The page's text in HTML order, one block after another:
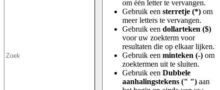
om één letter te vervangen.
Gebruik een sterretje (*) om
meer letters te vervangen.
Gebruik een dollarteken ($)
voor uw zoekterm voor
resultaten die op elkaar lijken.
Gebruik een minteken (-) om
zoektermen uit te sluiten.
Gebruik een Dubbele
aanhalingstekens (" ") aan